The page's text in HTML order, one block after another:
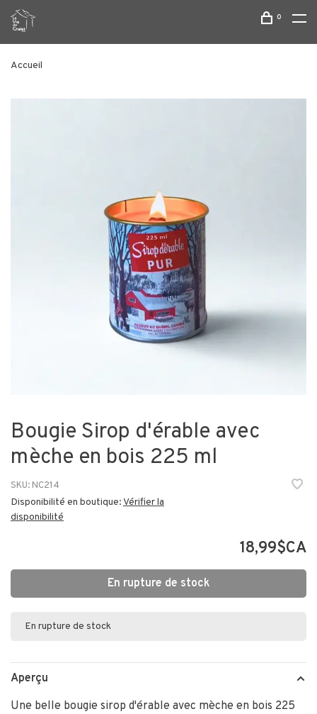
0
Accueil
Bougie Sirop d'érable avec
mèche en bois 225 ml
SKU: NC214
Disponibilité en boutique:Vérifier la
disponibilité
18,99$CA
En rupture de stock
En rupture de stock
Aperçu
Une belle bougie sirop d'érable avec mèche en bois 225